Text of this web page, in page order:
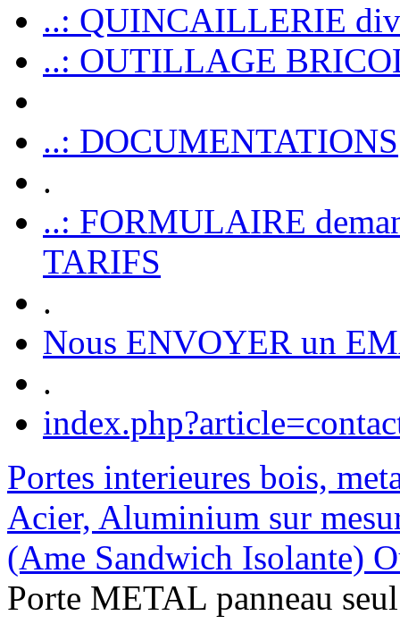
..: QUINCAILLERIE
..: OUTILLAGE
..: DOCUMENTATIONS
.
..: FORMULAIRE
TARIFS
.
Nous ENVOYER un
.
Portes interieures bois,
Acier, Aluminium sur
(Ame Sandwich Isolante)
Porte METAL panneau